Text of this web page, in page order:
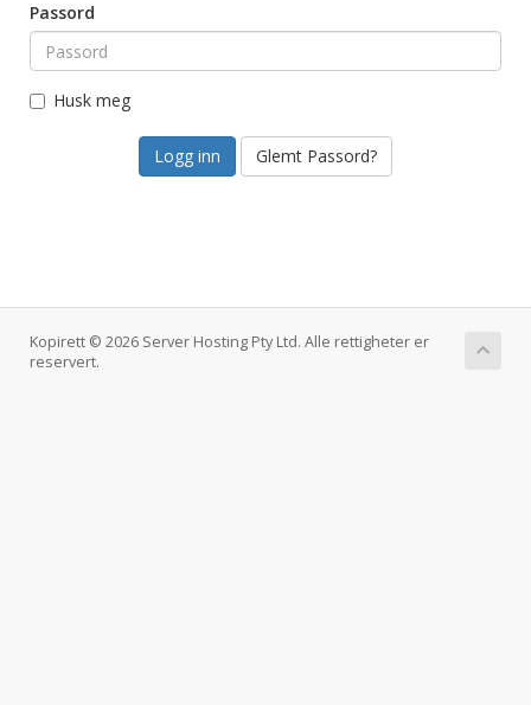
Passord
Husk meg
Glemt Passord?
Kopirett © 2026 Server Hosting Pty Ltd. Alle rettigheter er
reservert.